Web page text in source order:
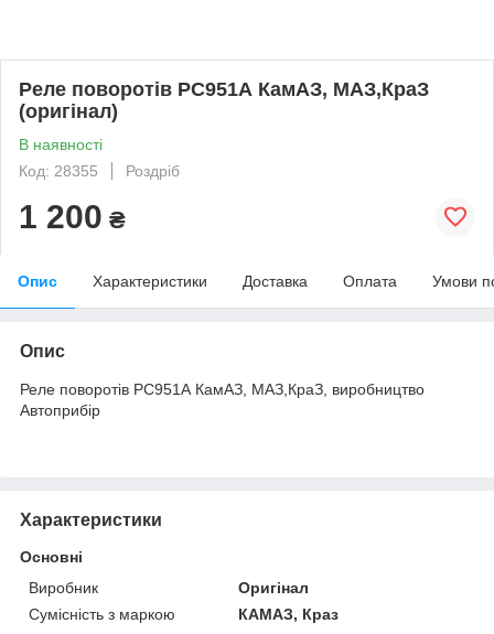
Реле поворотів РС951А КамАЗ, МАЗ,КраЗ
(оригінал)
В наявності
Код: 28355
Роздріб
1 200 ₴
Опис Характеристики Доставка Оплата Умови
Опис
Реле поворотів РС951А КамАЗ, МАЗ,КраЗ, виробництво
Автоприбір
Характеристики
Основні
Виробник
Оригінал
Сумісність з маркою
КАМАЗ, Краз